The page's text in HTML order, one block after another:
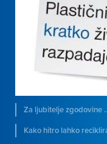
Za ljubitelje zgodovine
Kako hitro lahko